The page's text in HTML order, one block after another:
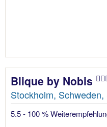
Blique by Nobis
Stockholm,
5.5 - 100 %